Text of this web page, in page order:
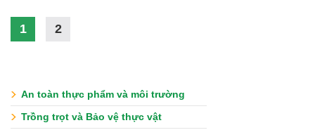
1 2
An toàn thực phẩm và môi trường
Trồng trọt và Bảo vệ thực vật